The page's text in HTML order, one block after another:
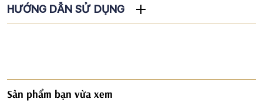
HƯỚNG DẪN SỬ DỤNG
Sản phẩm bạn vừa xem